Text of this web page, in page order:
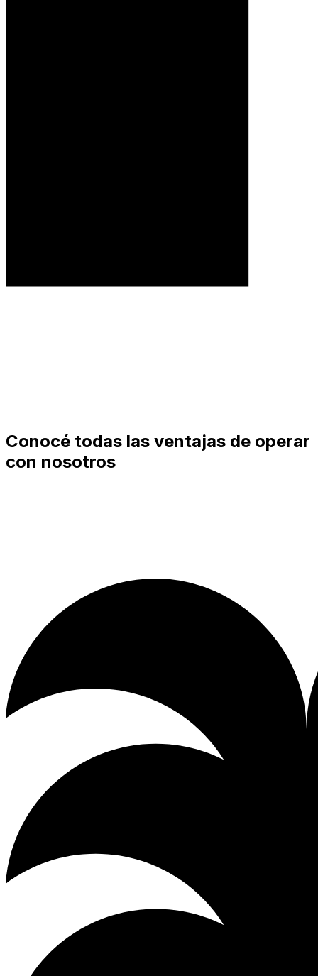
Conocé todas las ventajas de operar
con nosotros